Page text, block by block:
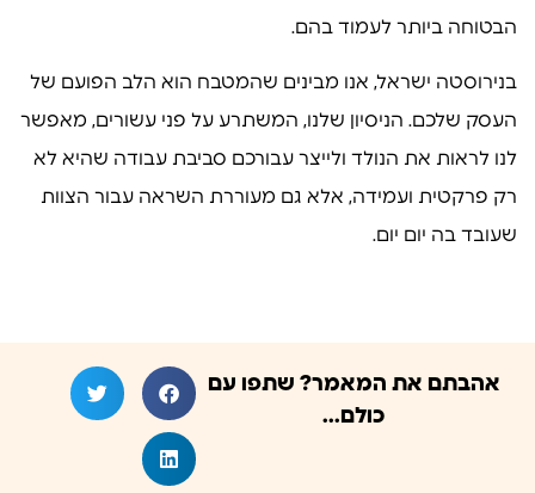
הבטוחה ביותר לעמוד בהם.
בנירוסטה ישראל, אנו מבינים שהמטבח הוא הלב הפועם של
העסק שלכם. הניסיון שלנו, המשתרע על פני עשורים, מאפשר
לנו לראות את הנולד ולייצר עבורכם סביבת עבודה שהיא לא
רק פרקטית ועמידה, אלא גם מעוררת השראה עבור הצוות
שעובד בה יום יום.
אהבתם את המאמר? שתפו עם
כולם...